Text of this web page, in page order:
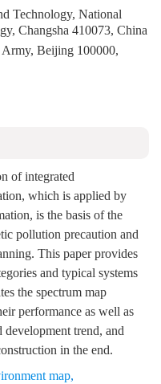
Technology, National
Changsha 410073, China
Beijing 100000,
of integrated
which is applied by
is the basis of the
pollution precaution and
This paper provides
and typical systems
the spectrum map
performance as well as
development trend, and
in the end.
map,